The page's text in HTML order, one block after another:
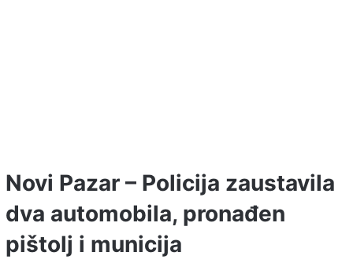
Novi Pazar – Policija zaustavila
dva automobila, pronađen
pištolj i municija